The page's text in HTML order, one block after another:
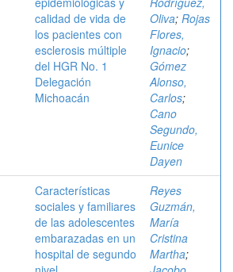
calidad de vida de
los pacientes con
esclerosis múltiple
del HGR No. 1
Delegación
Michoacán
Oliva; Rojas
Flores,
Ignacio;
Gómez
Alonso,
Carlos;
Cano
Segundo,
Eunice
Dayen
Características
sociales y familiares
de las adolescentes
embarazadas en un
hospital de segundo
Reyes
Guzmán,
María
Cristina
Martha;